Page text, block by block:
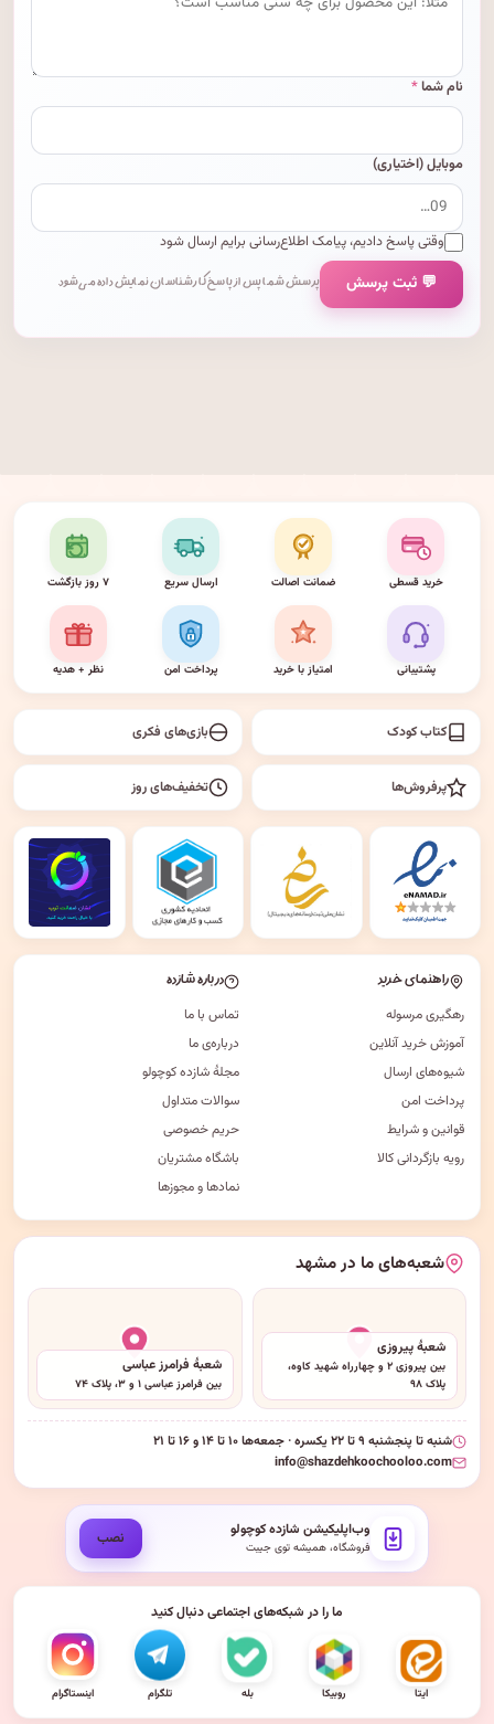
نام شما*
موبایل (اختیاری)
وقتی پاسخ دادیم، پیامک اطلاع‌رسانی برایم ارسال شود
💬 ثبت پرسش پرسش شما پس از پاسخ کارشناسان نمایش داده می‌شود.
خرید قسطی ضمانت اصالت ارسال سریع ۷ روز بازگشت
پشتیبانی امتیاز با خرید پرداخت امن نظر + هدیه
کتاب کودک بازی‌های فکری
پرفروش‌ها تخفیف‌های روز
راهنمای خرید
رهگیری مرسوله
آموزش خرید آنلاین
شیوه‌های ارسال
پرداخت امن
قوانین و شرایط
رویه بازگردانی کالا
درباره شازده
تماس با ما
درباره‌ی ما
مجلهٔ شازده کوچولو
سوالات متداول
حریم خصوصی
باشگاه مشتریان
نمادها و مجوزها
شعبه‌های ما در مشهد
شعبهٔ پیروزی
بین پیروزی ۲ و چهارراه شهید کاوه،
پلاک ۹۸
شعبهٔ فرامرز عباسی
بین فرامرز عباسی ۱ و ۳، پلاک ۷۴
شنبه تا پنجشنبه ۹ تا ۲۲ یکسره · جمعه‌ها ۱۰ تا ۱۴ و ۱۶ تا ۲۱
info@shazdehkoochooloo.com
وب‌اپلیکیشن شازده کوچولو
فروشگاه، همیشه توی جیبت نصب
ما را در شبکه‌های اجتماعی دنبال کنید
ایتا روبیکا بله تلگرام اینستاگرام